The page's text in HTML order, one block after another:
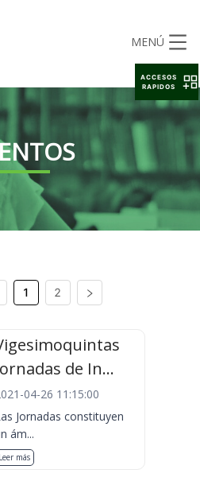
MENÚ
1 2
de In...
04-26 11:15:00
Jornadas constituyen
ám...
Leer más
ACCESOS
RAPIDOS